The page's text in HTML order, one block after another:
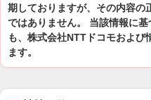
期しておりますが、その内容の
ではありません。 当該情報に
も、株式会社NTTドコモおよび
ます。